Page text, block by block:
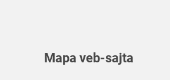
Mapa veb-sajta